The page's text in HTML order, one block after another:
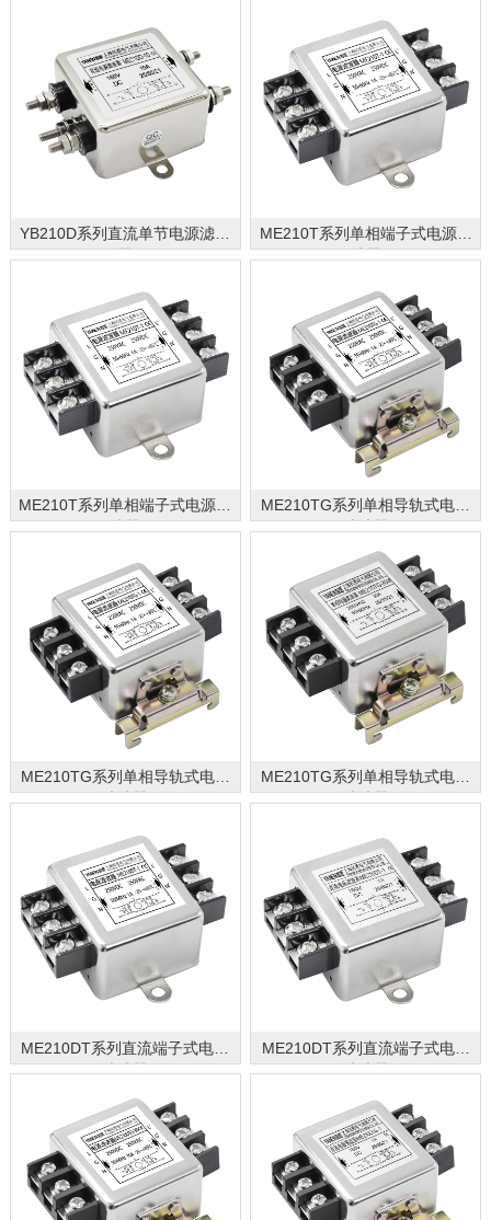
YB210D系列直流单节电源滤波
器
ME210T系列单相端子式电源滤
波器
ME210T系列单相端子式电源滤
波器
ME210TG系列单相导轨式电源
滤波器
ME210TG系列单相导轨式电源
滤波器
ME210TG系列单相导轨式电源
滤波器
ME210DT系列直流端子式电源
滤波器
ME210DT系列直流端子式电源
滤波器